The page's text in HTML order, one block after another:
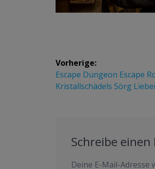
Beitrags-
Navigation
Vorherige:
Vorheriger
Beitrag:
Escape Dungeon Escape
Kristallschädels Sörg
Schreibe
Deine E-Mail-